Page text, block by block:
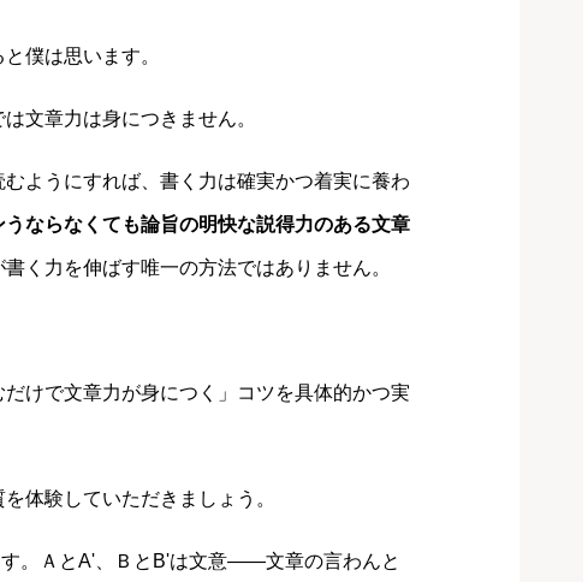
僕は思います。
文章力は身につきません。
ようにすれば、書く力は確実かつ着実に養わ
ならなくても論旨の明快な説得力のある文章
く力を伸ばす唯一の方法ではありません。
けで文章力が身につく」コツを具体的かつ実
体験していただきましょう。
。ＡとA'、ＢとB'は文意――文章の言わんと